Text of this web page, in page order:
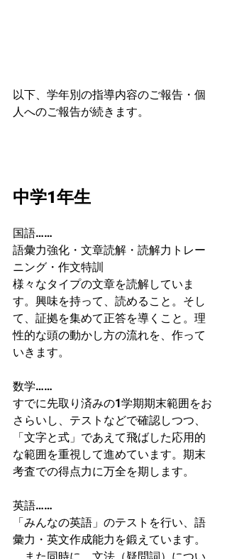
以下、学年別の指導内容のご報告・個
人へのご報告が続きます。
中学1年生
国語……
語彙力強化・文章読解・読解力トレー
ニング・作文特訓
様々なタイプの文章を読解していま
す。興味を持って、読めること。そし
て、証拠を集めて正答を導くこと。理
性的な頭の動かし方の流れを、作って
いきます。
数学……
すでに先取り済みの1学期期末範囲をお
さらいし、テストなどで確認しつつ、
「文字と式」であえて飛ばした応用的
な範囲を重視して進めています。期末
考査での得点力に万全を期します。
英語……
「みんなの英語」のテストを行い、語
彙力・英文作成能力を鍛えています。